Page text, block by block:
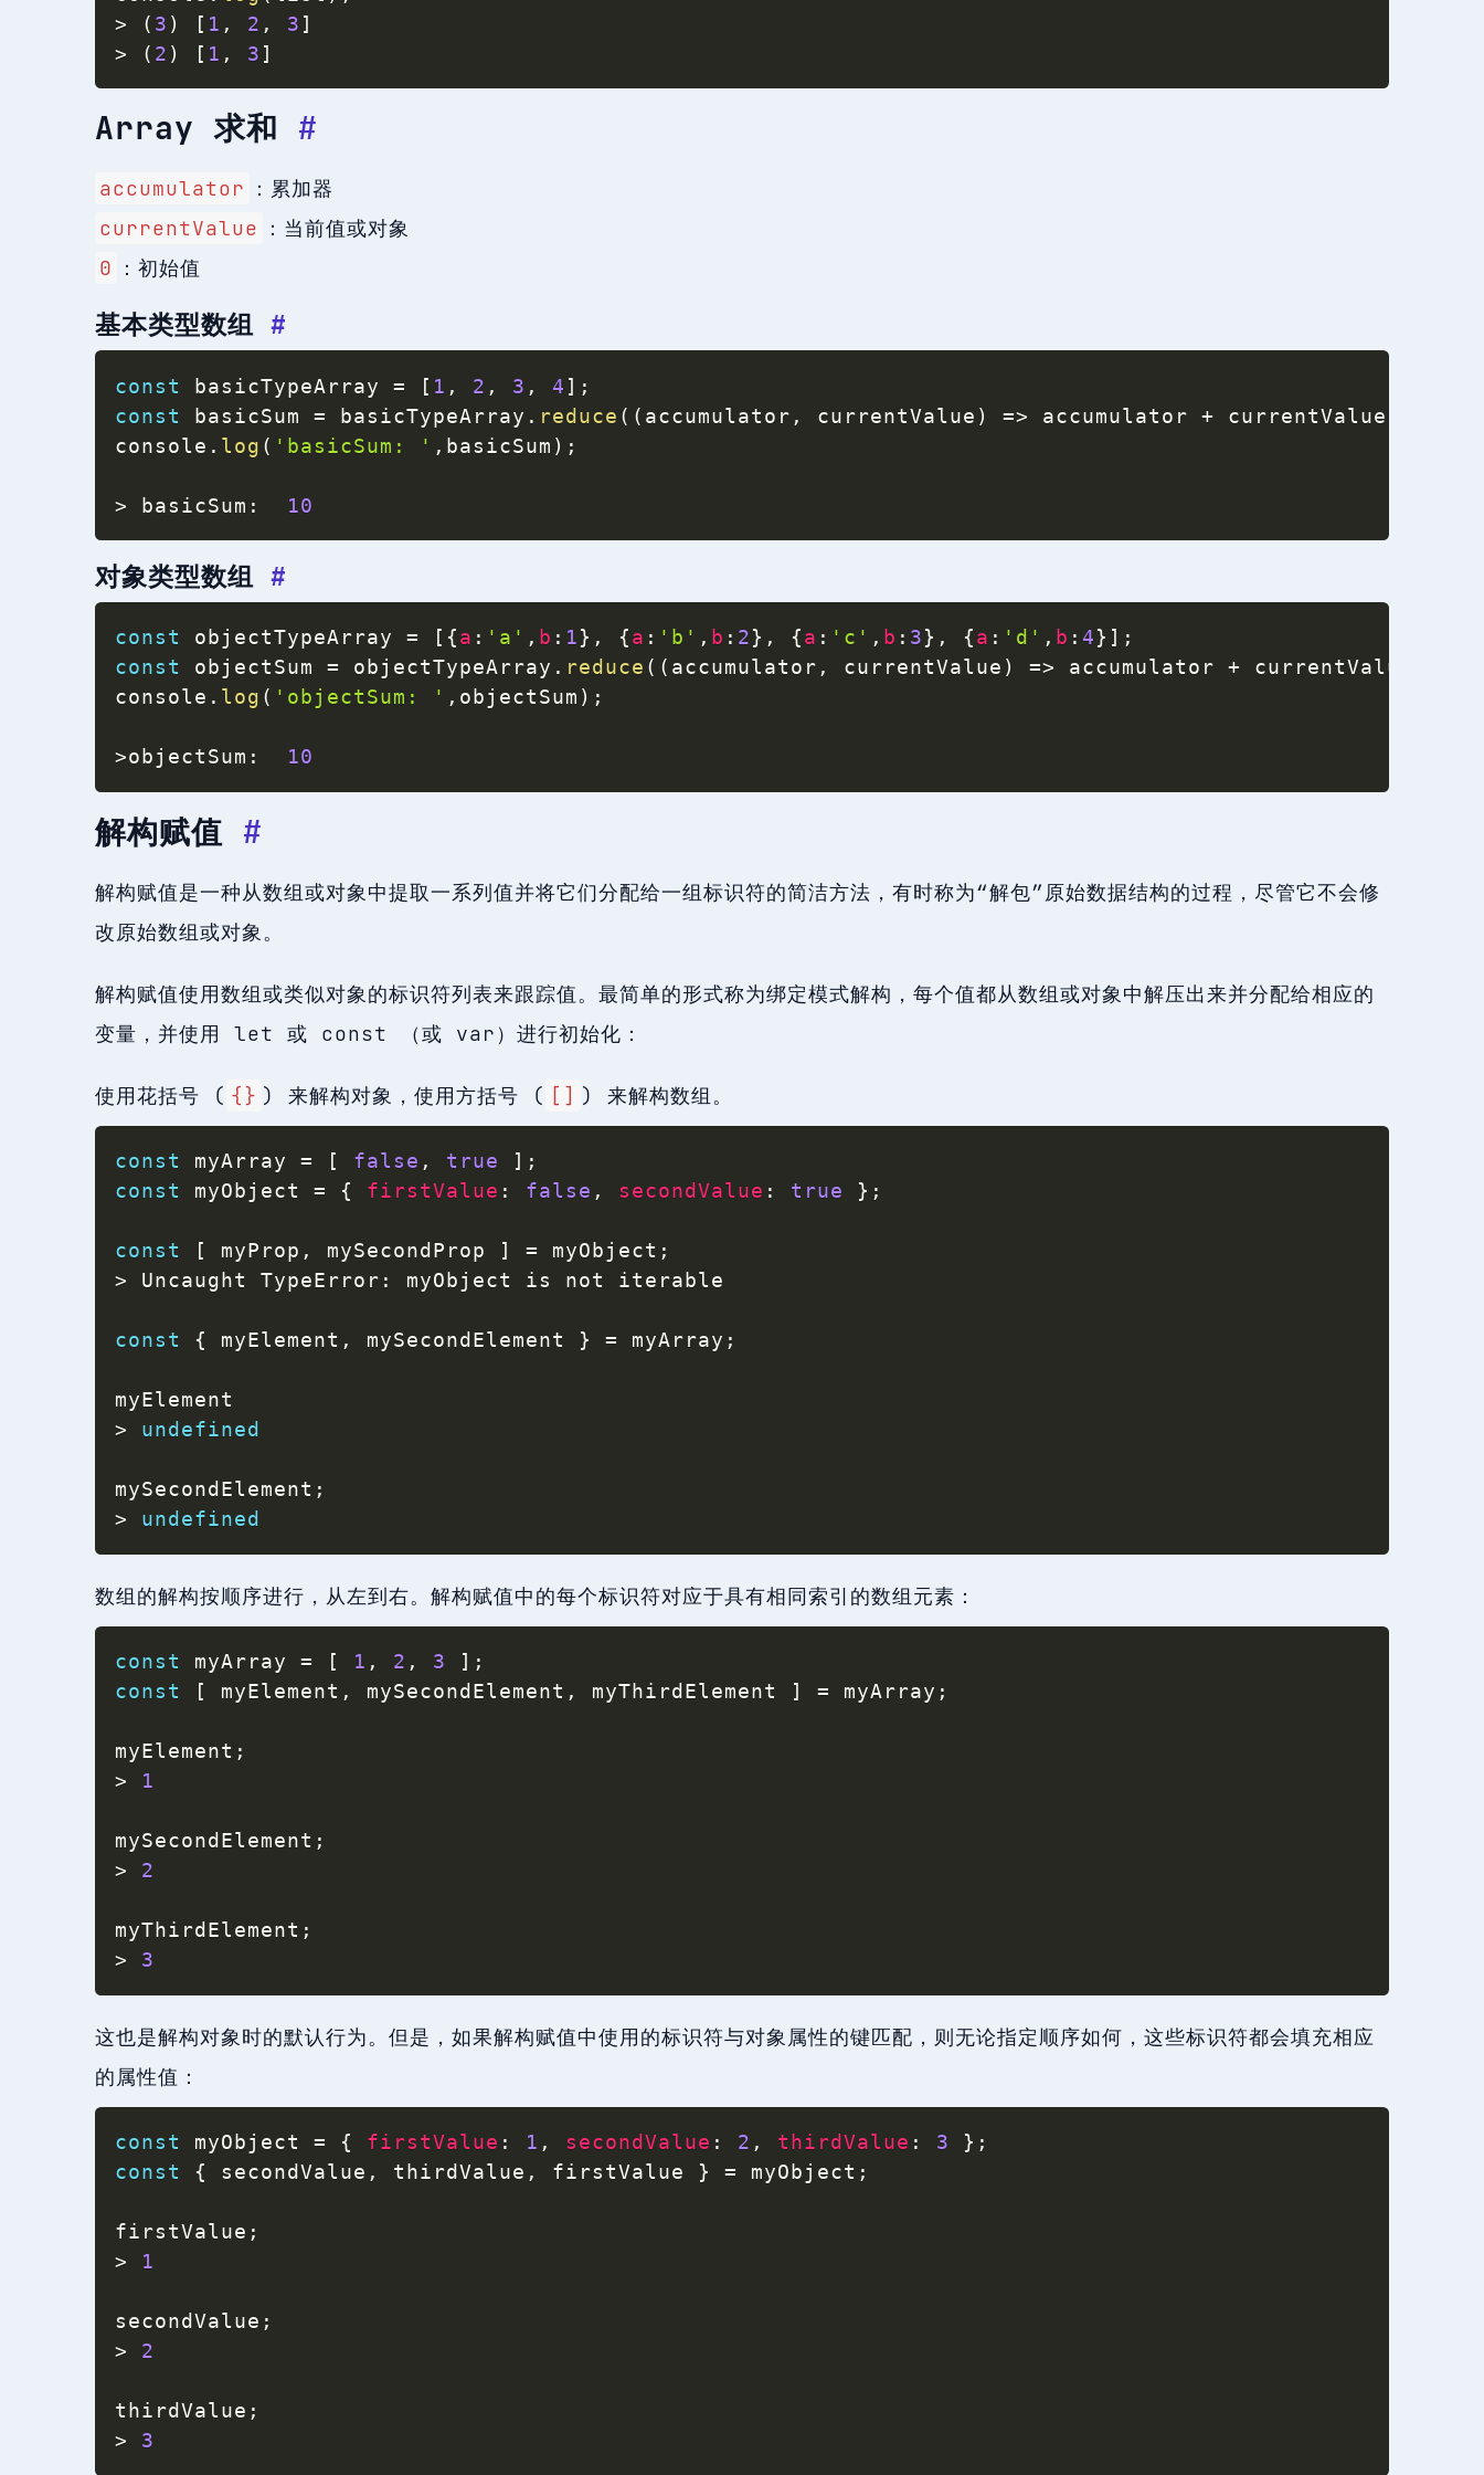
>
( 3 ) [ 1 , 2 , 3 ]
>
( 2 ) [ 1 , 3 ]
Array 求和 #
accumulator ：累加器
currentValue ：当前值或对象
0 ：初始值
基本类型数组 #
const basicTypeArray = [ 1 , 2 , 3 , 4 ] ;
const
basicSum = basicTypeArray . reduce ( ( accumulator , currentValue ) => accumulator + currentValue
console . log ( 'basicSum: ' , basicSum ) ;
> basicSum : 10
对象类型数组 #
const objectTypeArray = [ {a : 'a' , b : 1} , {a : 'b' , b : 2} , {a : 'c' , b : 3} , {a : 'd' , b :4} ] ;
const
objectSum = objectTypeArray . reduce ( ( accumulator , currentValue ) => accumulator + currentValue
console . log ( 'objectSum: ' , objectSum ) ;
>objectSum : 10
解构赋值 #
解构赋值是一种从数组或对象中提取一系列值并将它们分配给一组标识符的简洁方法，有时称为“解包”原始数据结构的过程，尽管它不会修
改原始数组或对象。
解构赋值使用数组或类似对象的标识符列表来跟踪值。最简单的形式称为绑定模式解构，每个值都从数组或对象中解压出来并分配给相应的
变量，并使用 let 或 const （或 var）进行初始化：
使用花括号 ( {} ) 来解构对象，使用方括号 ( [] ) 来解构数组。
const myArray = [ false , true ] ;
const
myObject = { firstValue : false , secondValue : true } ;
const [ myProp , mySecondProp ] = myObject ;
>
Uncaught TypeError : myObject is not iterable
const { myElement , mySecondElement } = myArray ;
>
undefined
mySecondElement ;
>
undefined
数组的解构按顺序进行，从左到右。解构赋值中的每个标识符对应于具有相同索引的数组元素：
const myArray = [ 1 , 2 , 3 ] ;
const
[ myElement , mySecondElement , myThirdElement ] = myArray ;
myElement ;
>
1
mySecondElement ;
>
2
myThirdElement ;
>
3
这也是解构对象时的默认行为。但是，如果解构赋值中使用的标识符与对象属性的键匹配，则无论指定顺序如何，这些标识符都会填充相应
的属性值：
const myObject = { firstValue : 1 , secondValue : 2 , thirdValue : 3 } ;
const
{ secondValue , thirdValue , firstValue } = myObject ;
firstValue ;
>
1
secondValue ;
>
2
thirdValue ;
>
3